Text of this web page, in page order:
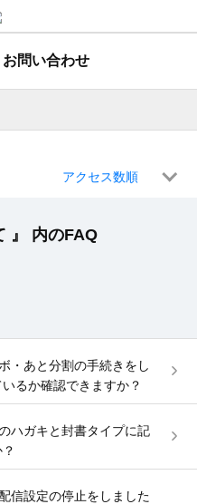
問い合わせ
アクセス数順
』 内のFAQ
・あと分割の手続きをし
るか確認できますか？
ハガキと封書タイプに記
信設定の停止をしました